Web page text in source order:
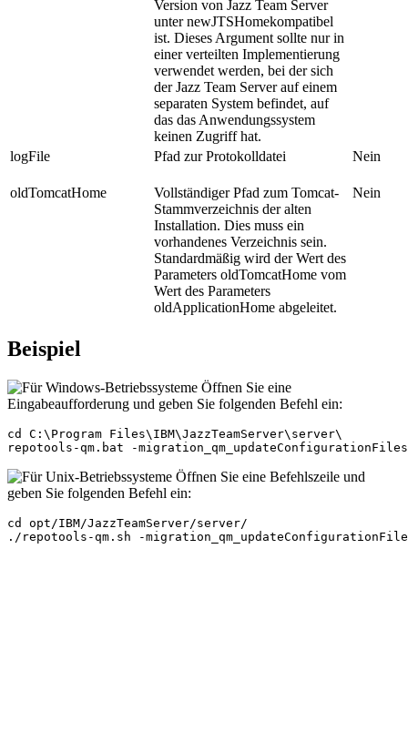
Version von Jazz Team Server
unternewJTSHomekompatibel
ist. Dieses Argument sollte nur in
einer verteilten Implementierung
verwendet werden, bei der sich
derJazz Team Serverauf einem
separaten System befindet, auf
das das Anwendungssystem
keinen Zugriff hat.
logFile Pfad zur Protokolldatei Nein
oldTomcatHome
Vollständiger Pfad zum Tomcat-
Stammverzeichnis der alten
Installation. Dies muss ein
vorhandenes Verzeichnis sein.
Standardmäßig wird der Wert des
Parameters oldTomcatHome vom
Wert des Parameters
oldApplicationHome abgeleitet.
Nein
Beispiel
Öffnen Sie eine
Eingabeaufforderung und geben Sie folgenden Befehl ein:
cd C:\Program Files\IBM\JazzTeamServer\server\
repotools-qm.bat -
Öffnen Sie eine Befehlszeile und
geben Sie folgenden Befehl ein:
cd opt/IBM/JazzTeamServer/server/
./repotools-qm.sh -